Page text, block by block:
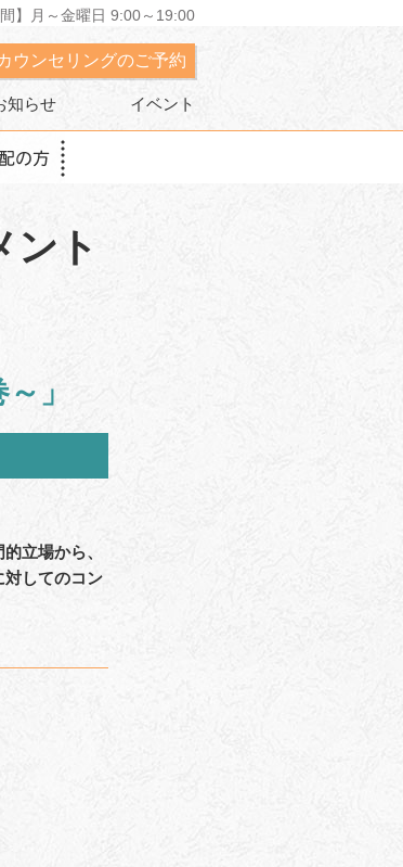
】月～金曜日 9:00～19:00
ウンセリングのご予約
知らせ イベント
ント
」
立場から、
対してのコン